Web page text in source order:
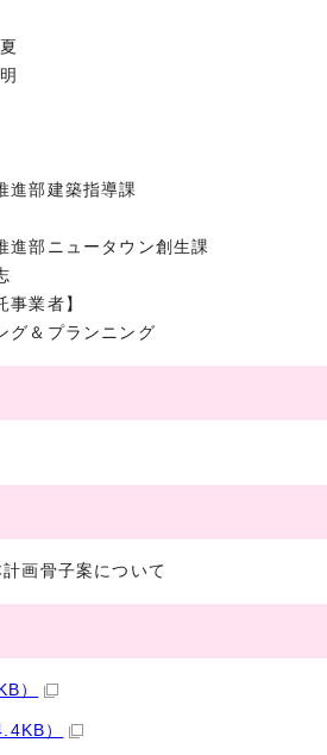
部建築指導課
部ニュータウン創生課
託事業者】
グ＆プランニング
画骨子案について
）
）